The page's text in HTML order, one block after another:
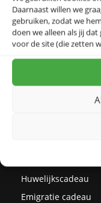
Daarnaast willen we
gebruiken, zodat we
doen we alleen als jij
voor de site (die zetten
Klantenservice
Over Kunst in Kaart
Prijzen
Huwelijkscadeau
Emigratie cadeau